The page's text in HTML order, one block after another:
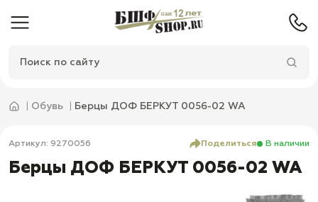
Обувь Берцы ДОФ БЕРКУТ 0056-02 WA
Артикул: 9270056 Поделиться В наличии
Берцы ДОФ БЕРКУТ 0056-02 WA